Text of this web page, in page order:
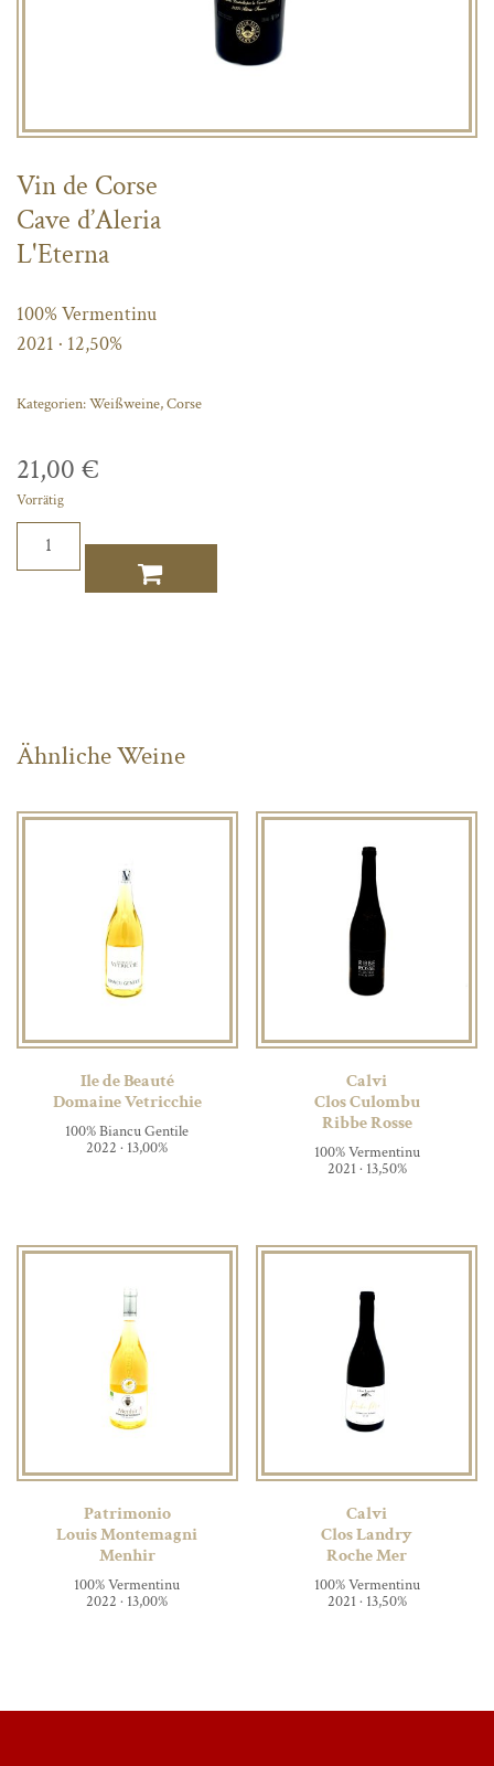
Vin de Corse
Cave d’Aleria
L'Eterna
100% Vermentinu
2021 · 12,50%
Kategorien:Weißweine,Corse
21,00 €
Vorrätig
d'Aleria
Ähnliche Weine
Ile de Beauté
Domaine Vetricchie
100% Biancu Gentile
2022 · 13,00%
Calvi
Clos Culombu
Ribbe Rosse
100% Vermentinu
2021 · 13,50%
Patrimonio
Louis Montemagni
Menhir
100% Vermentinu
2022 · 13,00%
Calvi
Clos Landry
Roche Mer
100% Vermentinu
2021 · 13,50%